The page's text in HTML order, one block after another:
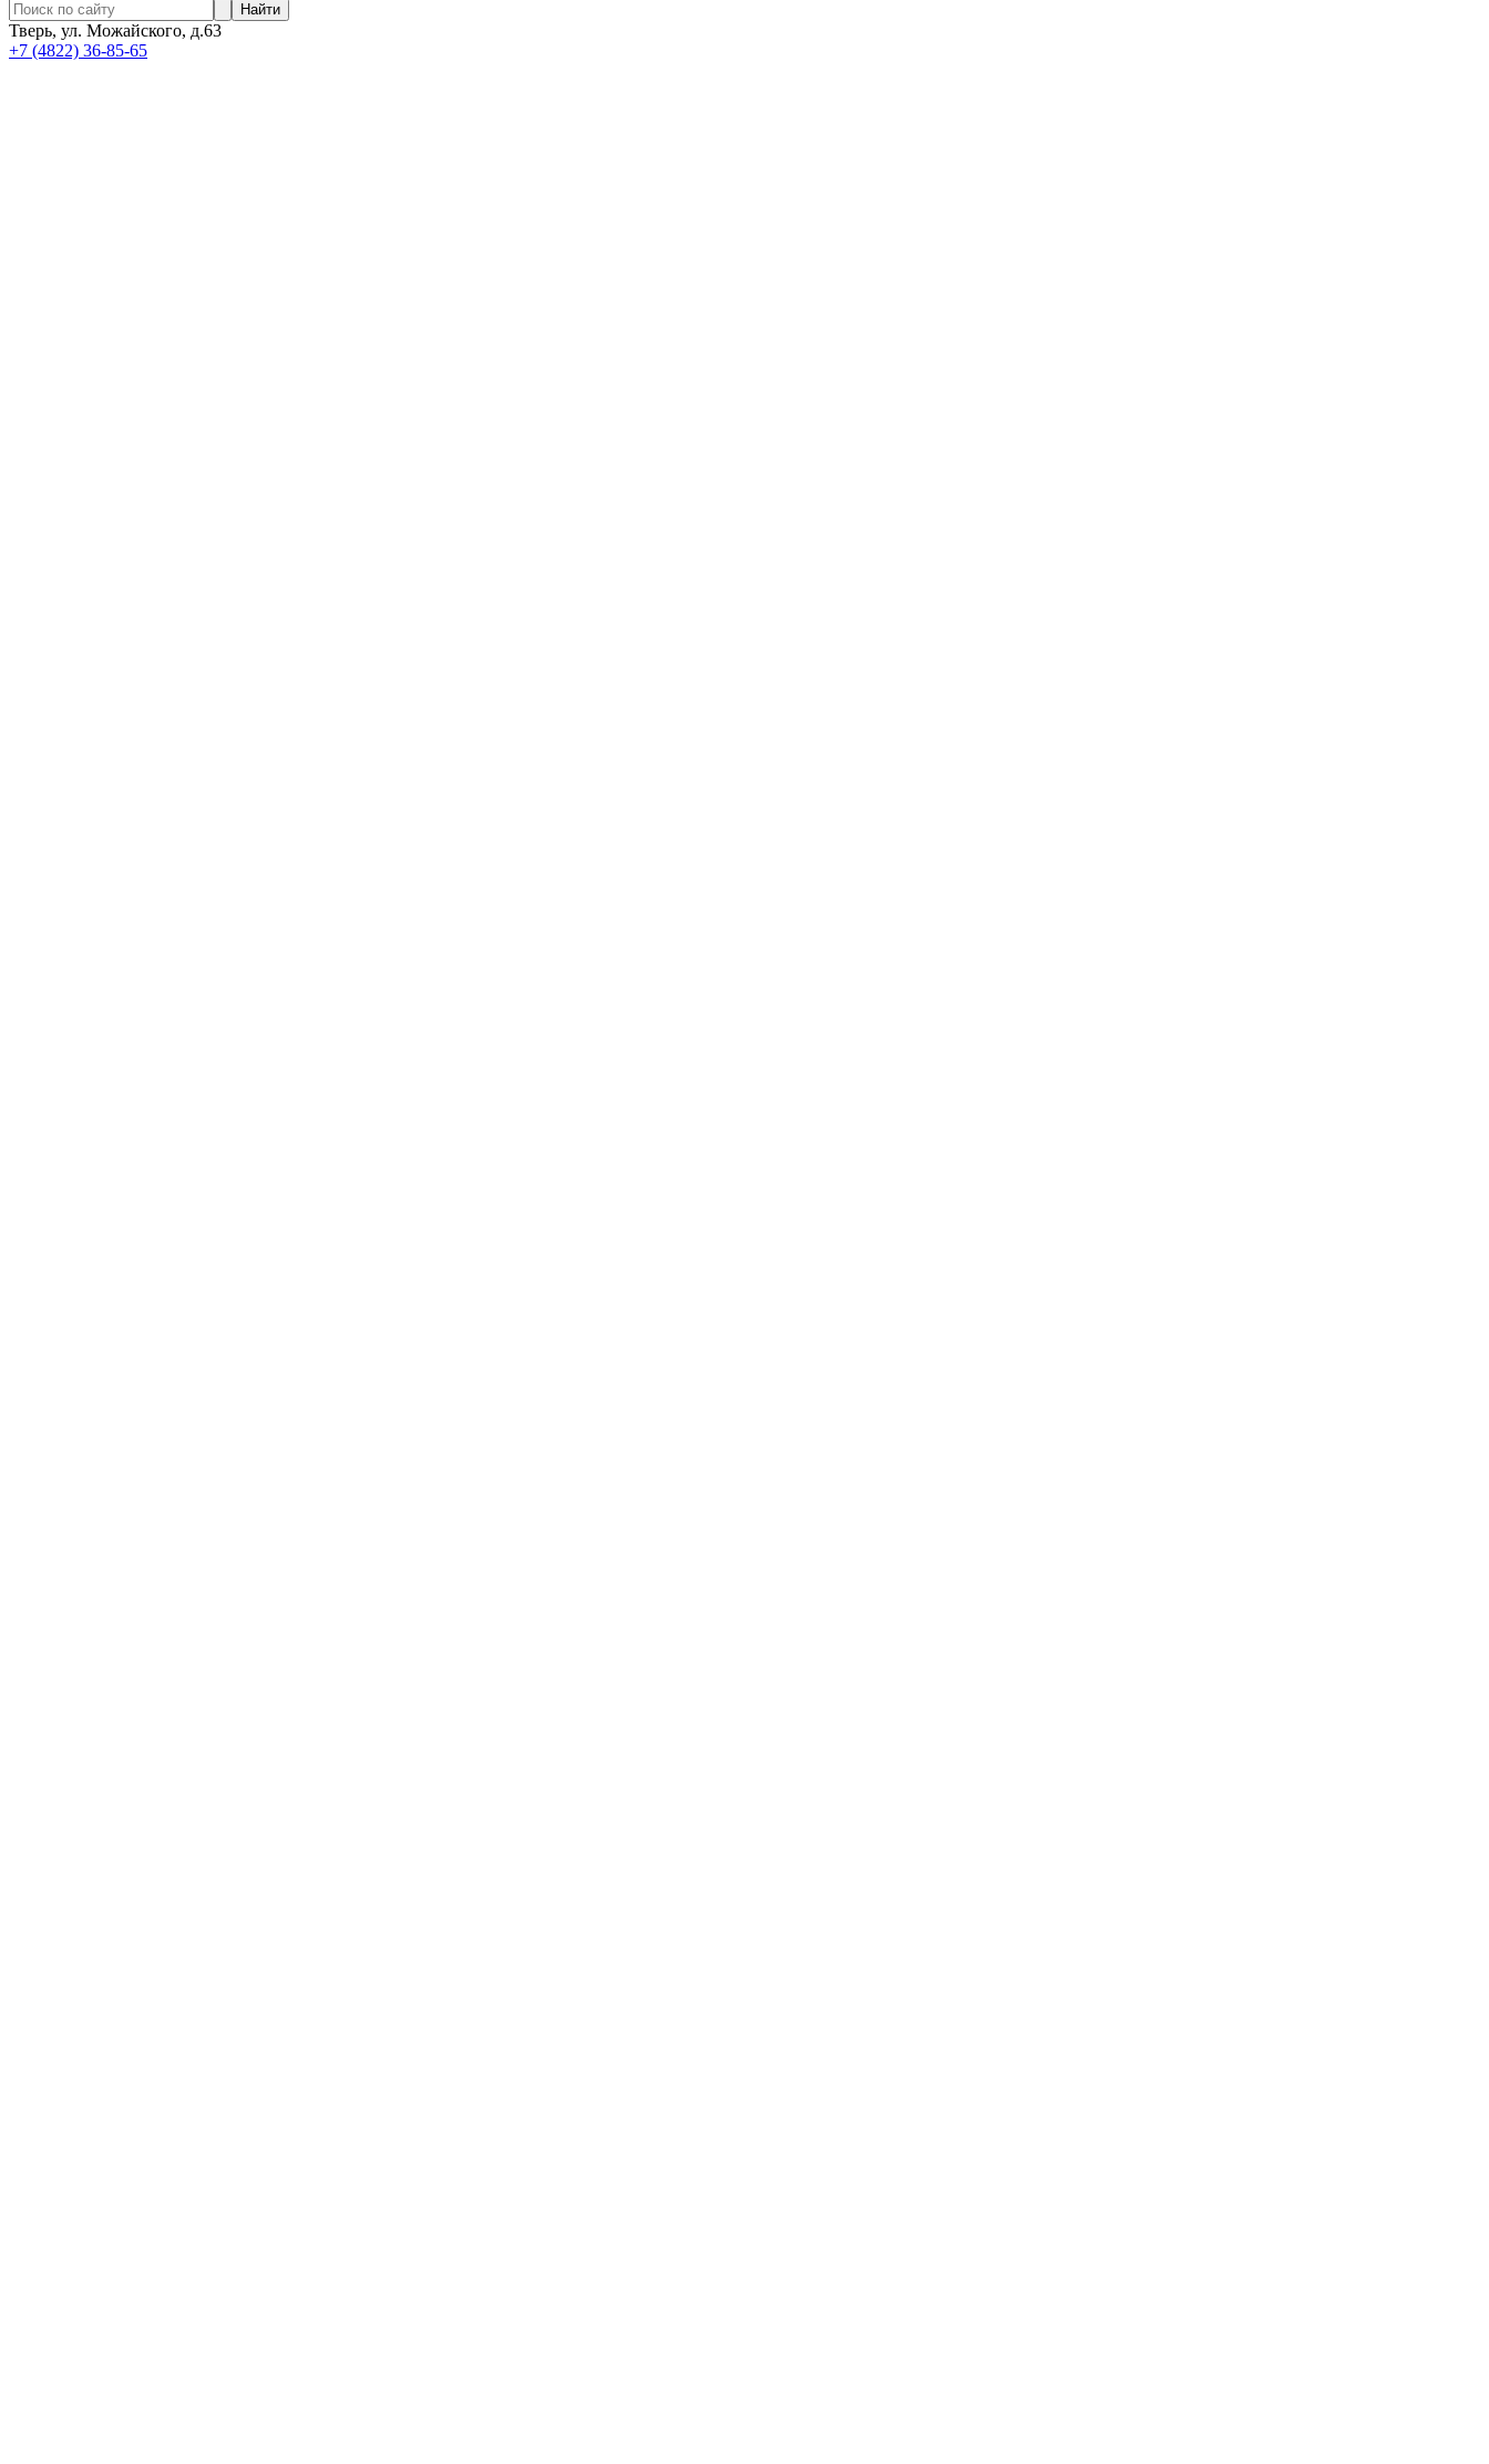
Найти
Тверь, ул. Можайского, д.63
+7 (4822) 36-85-65